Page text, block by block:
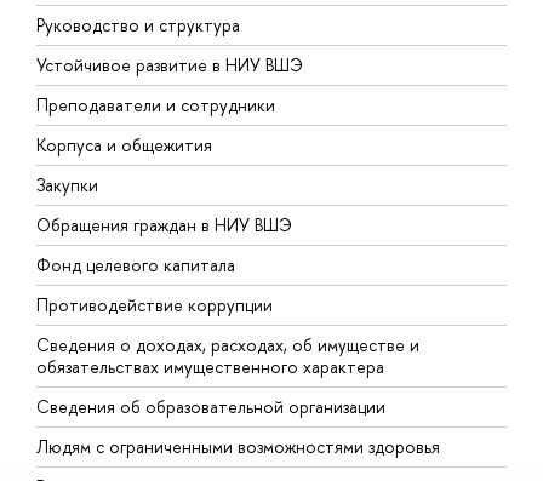
Руководство и структура
Устойчивое развитие в НИУ ВШЭ
Преподаватели и сотрудники
Корпуса и общежития
Закупки
Обращения граждан в НИУ ВШЭ
Фонд целевого капитала
Противодействие коррупции
Сведения о доходах, расходах, об имуществе и
обязательствах имущественного характера
Сведения об образовательной организации
Людям с ограниченными возможностями здоровья